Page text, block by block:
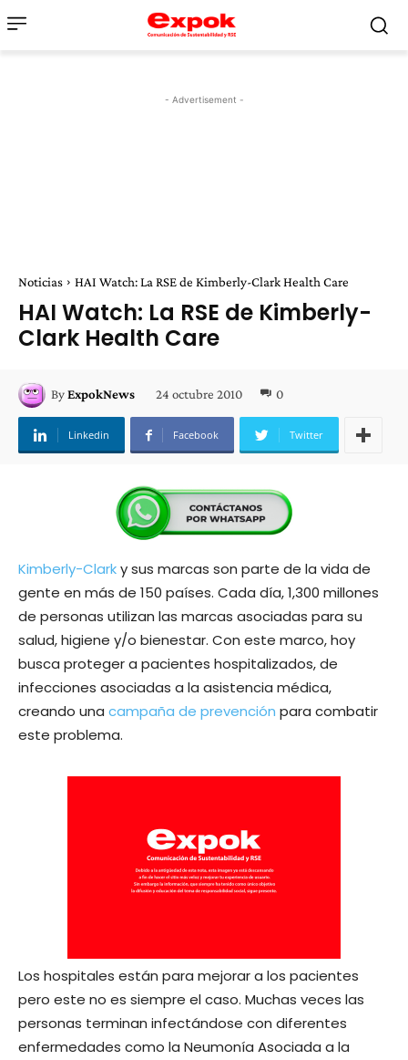
- Advertisement -
Noticias HAI Watch: La RSE de Kimberly-Clark Health Care
HAI Watch: La RSE de Kimberly-
Clark Health Care
ByExpokNews 24 octubre 2010 0
Linkedin Facebook Twitter
Kimberly-Clarky sus marcas son parte de la vida de
gente en más de 150 países. Cada día, 1,300 millones
de personas utilizan las marcas asociadas para su
salud, higiene y/o bienestar. Con este marco, hoy
busca proteger a pacientes hospitalizados, de
infecciones asociadas a la asistencia médica,
creando una campaña de prevención para combatir
este problema.
Los hospitales están para mejorar a los pacientes
pero este no es siempre el caso. Muchas veces las
personas terminan infectándose con diferentes
enfermedades como la Neumonía Asociada a la